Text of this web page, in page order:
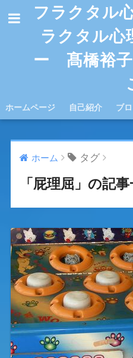
フラクタル
ラクタル心
ー 髙橋裕
ホームページ 自己紹介 ブ
ホーム タグ
「屁理屈」の記